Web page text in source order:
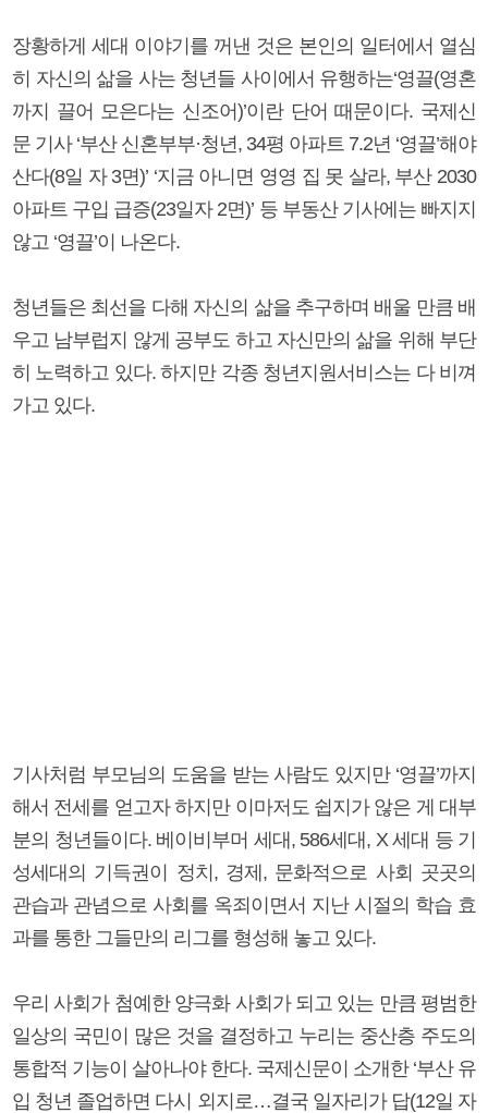
장황하게 세대 이야기를 꺼낸 것은 본인의 일터에서 열심
히 자신의 삶을 사는 청년들 사이에서 유행하는‘영끌(영혼
까지 끌어 모은다는 신조어)’이란 단어 때문이다. 국제신
문 기사 ‘부산 신혼부부·청년, 34평 아파트 7.2년 ‘영끌’해야
산다(8일 자 3면)’ ‘지금 아니면 영영 집 못 살라, 부산 2030
아파트 구입 급증(23일자 2면)’ 등 부동산 기사에는 빠지지
않고 ‘영끌’이 나온다.
청년들은 최선을 다해 자신의 삶을 추구하며 배울 만큼 배
우고 남부럽지 않게 공부도 하고 자신만의 삶을 위해 부단
히 노력하고 있다. 하지만 각종 청년지원서비스는 다 비껴
가고 있다.
기사처럼 부모님의 도움을 받는 사람도 있지만 ‘영끌’까지
해서 전세를 얻고자 하지만 이마저도 쉽지가 않은 게 대부
분의 청년들이다. 베이비부머 세대, 586세대, X 세대 등 기
성세대의 기득권이 정치, 경제, 문화적으로 사회 곳곳의
관습과 관념으로 사회를 옥죄이면서 지난 시절의 학습 효
과를 통한 그들만의 리그를 형성해 놓고 있다.
우리 사회가 첨예한 양극화 사회가 되고 있는 만큼 평범한
일상의 국민이 많은 것을 결정하고 누리는 중산층 주도의
통합적 기능이 살아나야 한다. 국제신문이 소개한 ‘부산 유
입 청년 졸업하면 다시 외지로…결국 일자리가 답(12일 자